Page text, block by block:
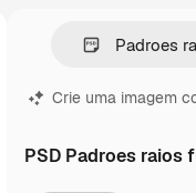
Crie uma imagem
PSD Padroes